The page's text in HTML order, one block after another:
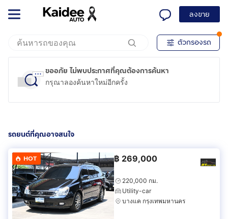
ลงขาย
ตัวกรองรถ
ขออภัย ไม่พบประกาศที่คุณต้องการค้นหา
กรุณาลองค้นหาใหม่อีกครั้ง
รถยนต์ที่คุณอาจสนใจ
HOT ฿ 269,000
220,000 กม.
Utility-car
บางแค กรุงเทพมหานคร